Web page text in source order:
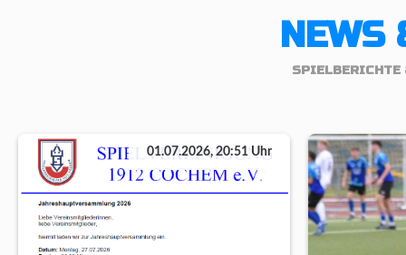
NEWS
SPIELBERICHTE
01.07.2026, 20:51 Uhr